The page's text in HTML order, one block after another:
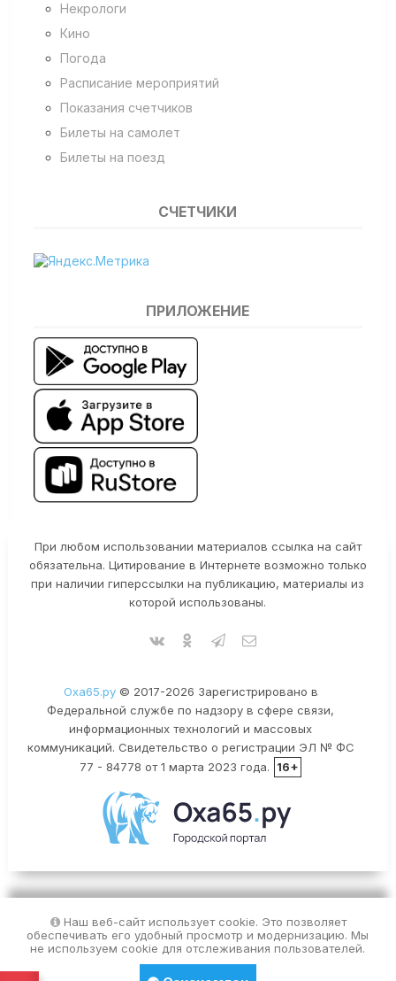
Некрологи
Кино
Погода
Расписание мероприятий
Показания счетчиков
Билеты на самолет
Билеты на поезд
СЧЕТЧИКИ
ПРИЛОЖЕНИЕ
При любом использовании материалов ссылка на сайт
обязательна. Цитирование в Интернете возможно только
при наличии гиперссылки на публикацию, материалы из
которой использованы.
Оха65.ру© 2017-2026 Зарегистрировано в
Федеральной службе по надзору в сфере связи,
информационных технологий и массовых
коммуникаций. Свидетельство о регистрации ЭЛ № ФС
77 - 84778 от 1 марта 2023 года.
16+
Наш веб-сайт использует cookie. Это позволяет
обеспечивать его удобный просмотр и модернизацию. Мы
не используем cookie для отслеживания пользователей.